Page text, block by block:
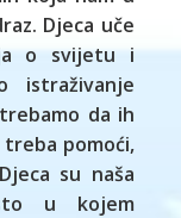
Djeca uče
o svijetu i
istraživanje
da ih
pomoći,
su naša
u kojem